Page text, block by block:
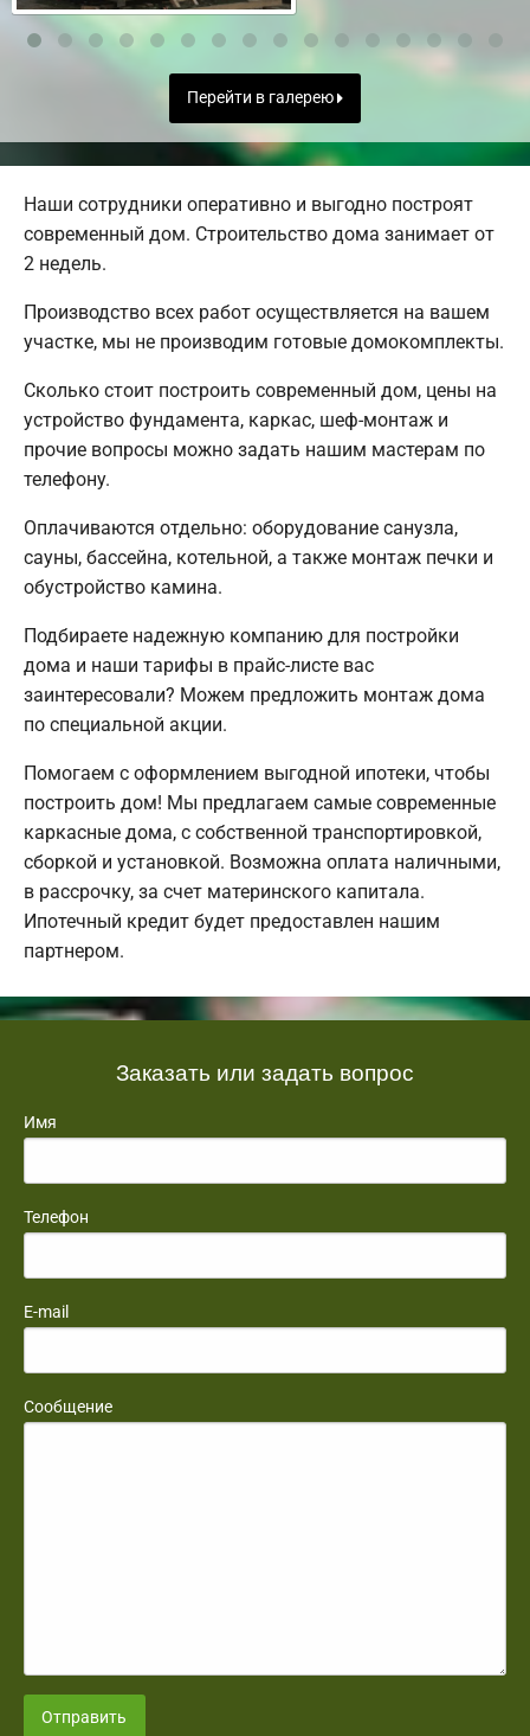
Перейти в галерею
Наши сотрудники оперативно и выгодно построят
современный дом. Строительство дома занимает от
2 недель.
Производство всех работ осуществляется на вашем
участке, мы не производим готовые домокомплекты.
Сколько стоит построить современный дом, цены на
устройство фундамента, каркас, шеф-монтаж и
прочие вопросы можно задать нашим мастерам по
телефону.
Оплачиваются отдельно: оборудование санузла,
сауны, бассейна, котельной, а также монтаж печки и
обустройство камина.
Подбираете надежную компанию для постройки
дома и наши тарифы в прайс-листе вас
заинтересовали? Можем предложить монтаж дома
по специальной акции.
Помогаем с оформлением выгодной ипотеки, чтобы
построить дом! Мы предлагаем самые современные
каркасные дома, с собственной транспортировкой,
сборкой и установкой. Возможна оплата наличными,
в рассрочку, за счет материнского капитала.
Ипотечный кредит будет предоставлен нашим
партнером.
Заказать или задать вопрос
Имя
Телефон
E-mail
Сообщение
Отправить